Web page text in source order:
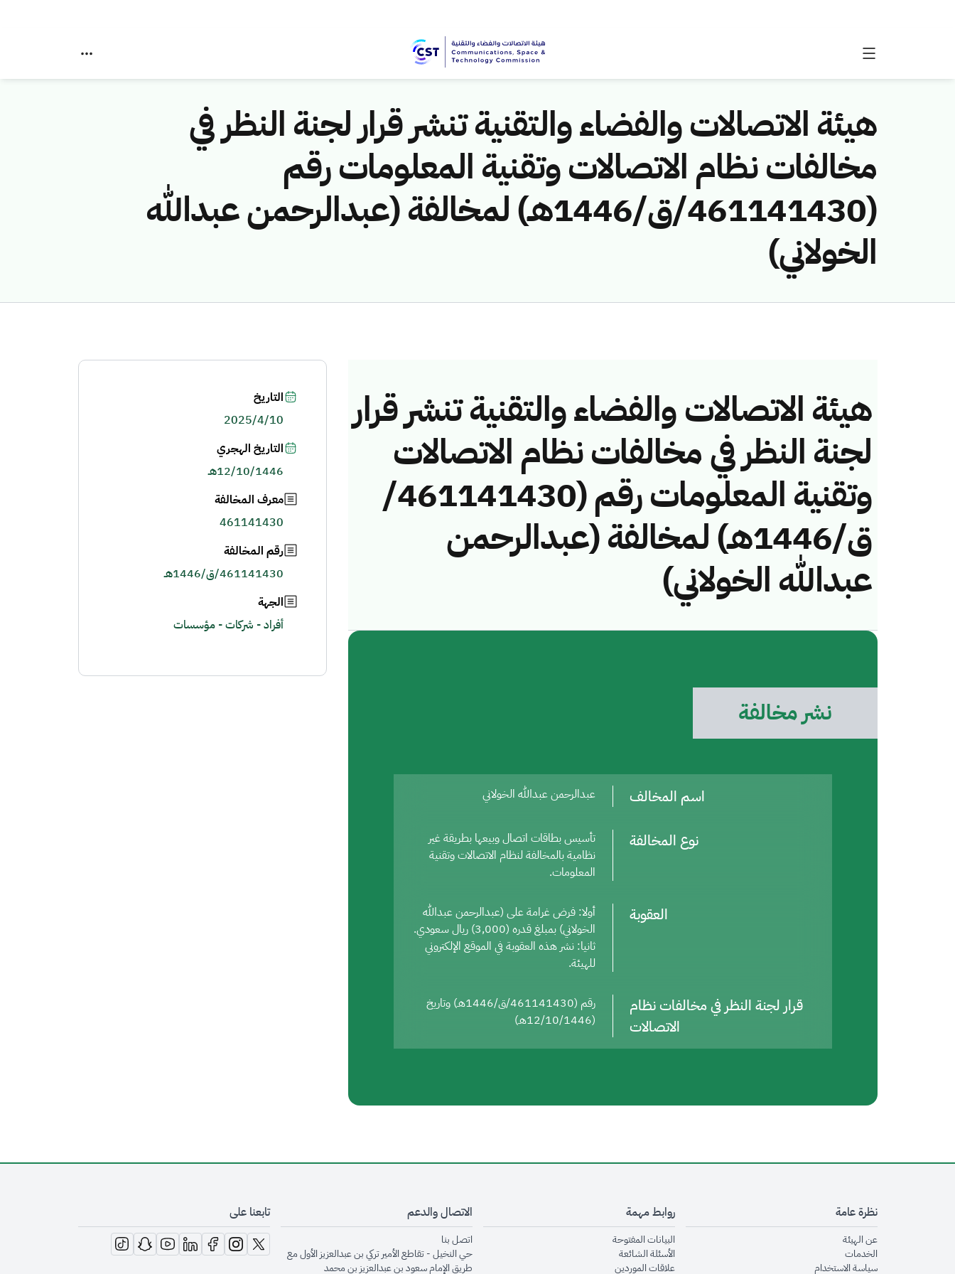
هيئة الاتصالات والفضاء والتقنية تنشر قرار لجنة النظر في
مخالفات نظام الاتصالات وتقنية المعلومات رقم
(461141430/ق/1446هـ) لمخالفة (عبدالرحمن عبدالله
الخولاني)
هيئة الاتصالات والفضاء والتقنية تنشر قرار
لجنة النظر في مخالفات نظام الاتصالات
وتقنية المعلومات رقم (461141430/
ق/1446هـ) لمخالفة (عبدالرحمن
عبدالله الخولاني)
نشر مخالفة
اسم المخالف عبدالرحمن عبدالله الخولاني
نوع المخالفة
تأسيس بطاقات اتصال وبيعها بطريقة غير
نظامية بالمخالفة لنظام الاتصالات وتقنية
المعلومات.
العقوبة
أولا: فرض غرامة على (عبدالرحمن عبدالله
الخولاني) بمبلغ قدره (3,000) ريال سعودي.
ثانيا: نشر هذه العقوبة في الموقع الإلكتروني
للهيئة.
قرار لجنة النظر في مخالفات نظام
الاتصالات
رقم (461141430/ق/1446هـ) وتاريخ
(12/10/1446هـ)
التاريخ
2025/4/10
التاريخ الهجري
12/10/1446هـ
معرف المخالفة
461141430
رقم المخالفة
461141430/ق/1446هـ
الجهة
أفراد - شركات - مؤسسات
نظرة عامة
عن الهيئةopens in new window
الخدماتopens in new window
سياسة الاستخدام
روابط مهمة
البيانات المفتوحةopens in new window
الأسئلة الشائعةopens in new window
علاقات الموردينopens in new window
الاتصال والدعم
اتصل بنا
حي النخيل - تقاطع الأمير تركي بن عبدالعزيز الأول مع
طريق الإمام سعود بن عبدالعزيز بن محمد
تابعنا على
opens in new window
opens in new window
opens in new window
opens in new window
opens in new window
opens in new window
opens in new window